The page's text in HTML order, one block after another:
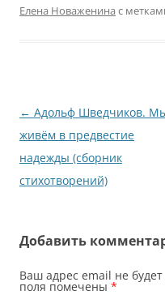
Елена Новаженина с
Навигация
по
записям
← Адольф Шведчиков.
живём в предвестие
надежды (сборник
стихотворений)
Добавить
Ваш адрес email не
поля помечены *